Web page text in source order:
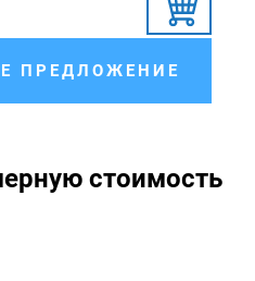
ПРЕДЛОЖЕНИЕ
стоимость